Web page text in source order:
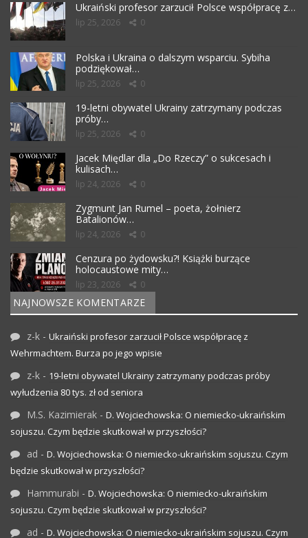
Ukraiński profesor zarzucił Polsce współpracę z…
lip 25, 2026 0
Polska i Ukraina o dalszym wsparciu. Sybiha
podziękował…
lip 25, 2026 0
19-letni obywatel Ukrainy zatrzymany podczas
próby…
lip 25, 2026 0
Jacek Międlar dla „Do Rzeczy” o sukcesach i
kulisach…
lip 24, 2026 0
Zygmunt Jan Rumel – poeta, żołnierz
Batalionów…
lip 24, 2026 0
Cenzura po żydowsku?! Książki burzące
holocaustowe mity…
lip 23, 2026 0
NAJNOWSZE KOMENTARZE
z-k - Ukraiński profesor zarzucił Polsce współpracę z
Wehrmachtem. Burza po jego wpisie
z-k - 19-letni obywatel Ukrainy zatrzymany podczas próby
wyłudzenia 80 tys. zł od seniora
M.S. Kazimierak - D. Wojciechowska: O niemiecko-ukraińskim
sojuszu. Czym będzie skutkował w przyszłości?
ad - D. Wojciechowska: O niemiecko-ukraińskim sojuszu. Czym
będzie skutkował w przyszłości?
Hammurabi - D. Wojciechowska: O niemiecko-ukraińskim
sojuszu. Czym będzie skutkował w przyszłości?
ad - D. Wojciechowska: O niemiecko-ukraińskim sojuszu. Czym